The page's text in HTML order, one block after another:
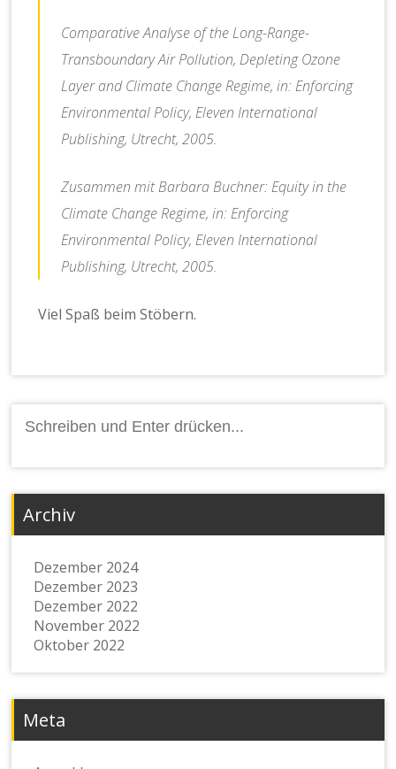
Comparative Analyse of the Long-Range-
Transboundary Air Pollution, Depleting Ozone
Layer and Climate Change Regime, in: Enforcing
Environmental Policy, Eleven International
Publishing, Utrecht, 2005.
Zusammen mit Barbara Buchner: Equity in the
Climate Change Regime, in: Enforcing
Environmental Policy, Eleven International
Publishing, Utrecht, 2005.
Viel Spaß beim Stöbern.
Archiv
Dezember 2024
Dezember 2023
Dezember 2022
November 2022
Oktober 2022
Meta